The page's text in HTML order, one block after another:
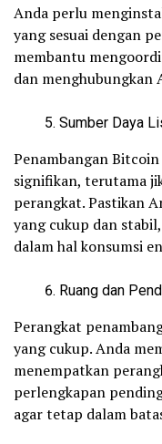
Anda perlu
yang sesuai dengan
membantu
dan menghubungkan
Sumber Daya
Penambangan
signifikan, terutama
perangkat. Pastikan
yang cukup dan
dalam hal konsumsi
Ruang dan
Perangkat
yang cukup. Anda
menempatkan
perlengkapan
agar tetap dalam